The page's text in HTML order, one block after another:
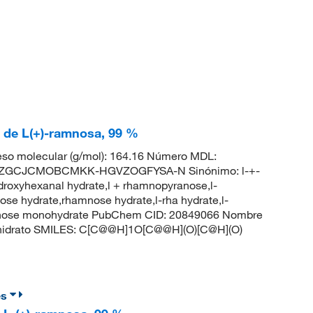
L(+)-ramnosa, 99 %
molecular (g/mol): 164.16 Número MDL:
HGVZOGFYSA-N Sinónimo: l-+-
hydrate,l + rhamnopyranose,l-
hydrate,rhamnose hydrate,l-rha hydrate,l-
monohydrate PubChem CID: 20849066 Nombre
SMILES: C[C@@H]1O[C@@H](O)[C@H](O)